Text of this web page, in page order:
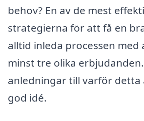
behov? En av de mest
strategierna för att få en
alltid inleda processen med
minst tre olika
anledningar till varför detta
god idé.